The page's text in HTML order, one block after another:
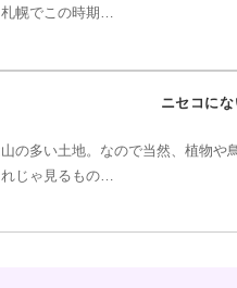
幌でこの時期…
ニセコに
の多い土地。なので当然、植物や
じゃ見るもの…